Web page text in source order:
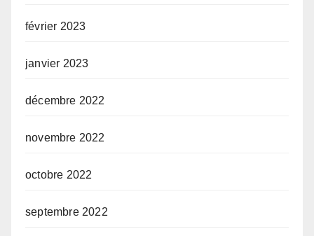
février 2023
janvier 2023
décembre 2022
novembre 2022
octobre 2022
septembre 2022